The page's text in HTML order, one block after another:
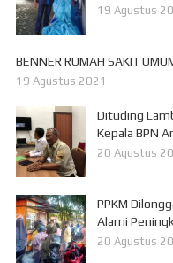
19 Agustus
BENNER RUMAH SAKIT
19 Agustus 2021
Dituding
Kepala BPN
20 Agustus
PPKM
Alami
20 Agustus